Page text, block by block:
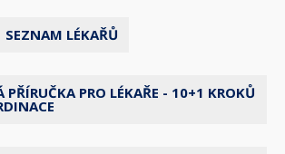
SEZNAM LÉKAŘŮ
PŘÍRUČKA PRO LÉKAŘE - 10+1 KROKŮ